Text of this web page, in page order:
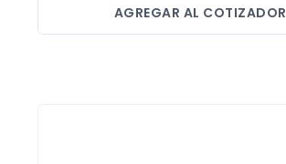
AGREGAR AL COTIZADOR